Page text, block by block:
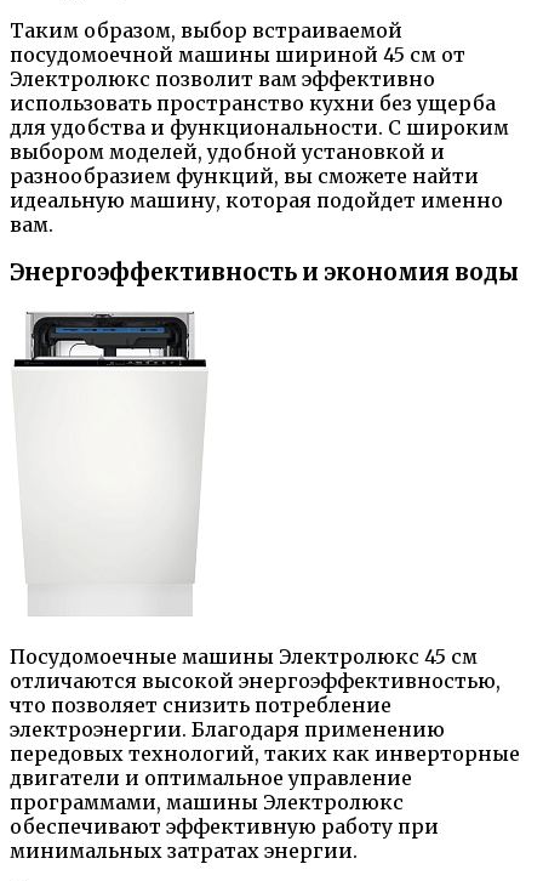
Таким образом, выбор встраиваемой
посудомоечной машины шириной 45 см от
Электролюкс позволит вам эффективно
использовать пространство кухни без ущерба
для удобства и функциональности. С широким
выбором моделей, удобной установкой и
разнообразием функций, вы сможете найти
идеальную машину, которая подойдет именно
вам.
Энергоэффективность и экономия воды
Посудомоечные машины Электролюкс 45 см
отличаются высокой энергоэффективностью,
что позволяет снизить потребление
электроэнергии. Благодаря применению
передовых технологий, таких как инверторные
двигатели и оптимальное управление
программами, машины Электролюкс
обеспечивают эффективную работу при
минимальных затратах энергии.